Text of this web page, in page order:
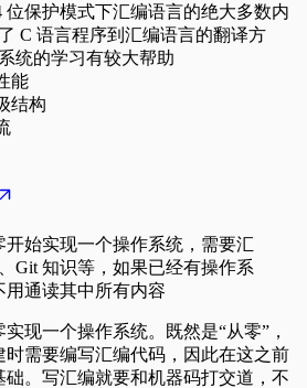
位保护模式下汇编语言的绝大多数内
C 语言程序到汇编语言的翻译方
统的学习有较大帮助
能
结构
开始实现一个操作系统，需要汇
Git 知识等，如果已经有操作系
通读其中所有内容
现一个操作系统。既然是“从零”，
时需要编写汇编代码，因此在这之前
础。写汇编就要和机器码打交道，不